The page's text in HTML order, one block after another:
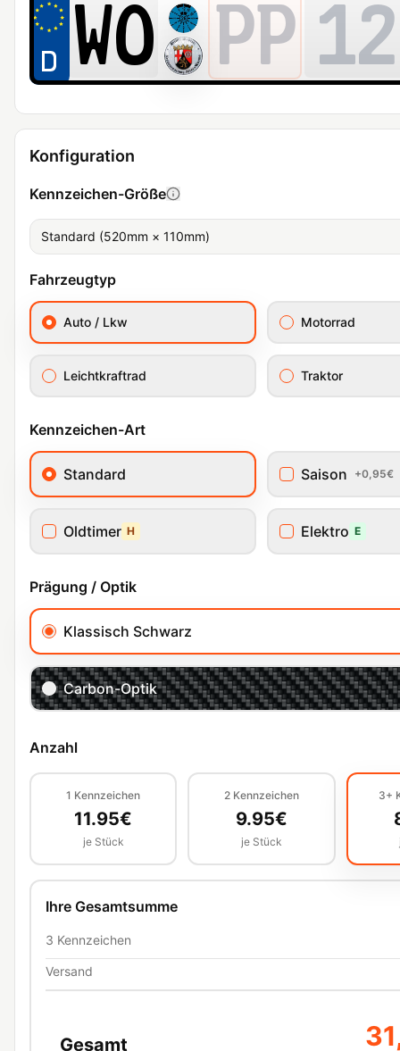
Konfiguration
Kennzeichen-Größe
Standard (520mm × 110mm)
Fahrzeugtyp
Auto / Lkw Motorrad
Leichtkraftrad Traktor
Kennzeichen-Art
Standard Saison +0,95€
Oldtimer H Elektro E
Prägung / Optik
Klassisch Schwarz
Carbon-Optik
Anzahl
1 Kennzeichen
11.95€
je Stück
2 Kennzeichen
9.95€
je Stück
3+
Ihre Gesamtsumme
3 Kennzeichen
Versand
Gesamt
PP